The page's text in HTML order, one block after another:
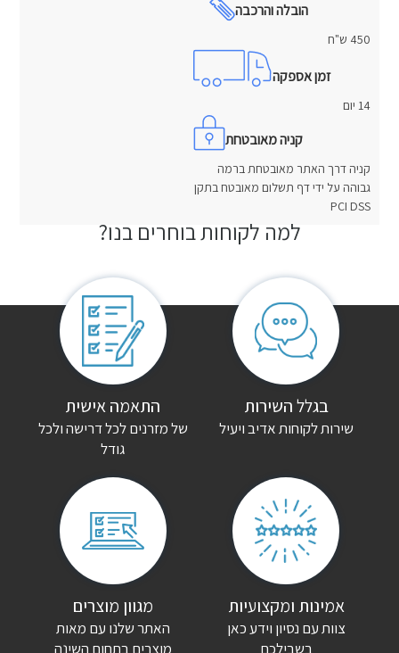
הובלה והרכבה
450 ש"ח
זמן אספקה
14 יום
קניה מאובטחת
קניה דרך האתר מאובטחת ברמה
גבוהה על ידי דף תשלום מאובטח בתקן
PCI DSS
אין עדיין חוות דעת.
היה הראשון לכתוב סקירה “ארון הזזה מיורקה”
האימייל לא יוצג באתר.
שדות החובה מסומנים
שמור בדפדפן זה את השם, האימייל והאתר שלי לפעם הבאה שאגיב.
למה לקוחות בוחרים בנו?
בגלל השירות
שירות לקוחות אדיב ויעיל
התאמה אישית
של מזרנים לכל דרישה ולכל
גודל
אמינות ומקצועיות
צוות עם נסיון וידע כאן
בשבילכם
מגוון מוצרים
האתר שלנו עם מאות
מוצרים בתחום השינה